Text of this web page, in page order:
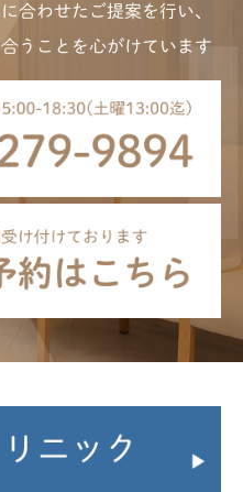
合わせたご提案を行い、
うことを心がけています